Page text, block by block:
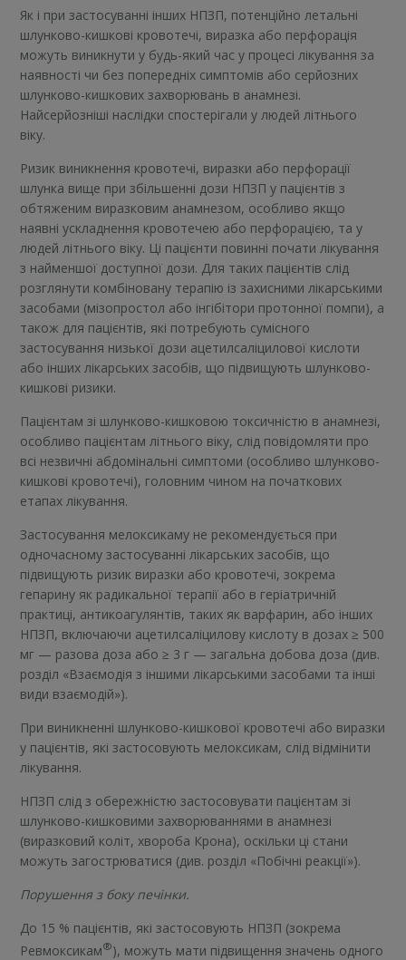
Як і при застосуванні інших НПЗП, потенційно летальні
шлунково-кишкові кровотечі, виразка або перфорація
можуть виникнути у будь-який час у процесі лікування за
наявності чи без попередніх симптомів або серйозних
шлунково-кишкових захворювань в анамнезі.
Найсерйозніші наслідки спостерігали у людей літнього
віку.
Ризик виникнення кровотечі, виразки або перфорації
шлунка вище при збільшенні дози НПЗП у пацієнтів з
обтяженим виразковим анамнезом, особливо якщо
наявні ускладнення кровотечею або перфорацією, та у
людей літнього віку. Ці пацієнти повинні почати лікування
з найменшої доступної дози. Для таких пацієнтів слід
розглянути комбіновану терапію із захисними лікарськими
засобами (мізопростол або інгібітори протонної помпи), а
також для пацієнтів, які потребують сумісного
застосування низької дози ацетилсаліцилової кислоти
або інших лікарських засобів, що підвищують шлунково-
кишкові ризики.
Пацієнтам зі шлунково-кишковою токсичністю в анамнезі,
особливо пацієнтам літнього віку, слід повідомляти про
всі незвичні абдомінальні симптоми (особливо шлунково-
кишкові кровотечі), головним чином на початкових
етапах лікування.
Застосування мелоксикаму не рекомендується при
одночасному застосуванні лікарських засобів, що
підвищують ризик виразки або кровотечі, зокрема
гепарину як радикальної терапії або в геріатричній
практиці, антикоагулянтів, таких як варфарин, або інших
НПЗП, включаючи ацетилсаліцилову кислоту в дозах ≥ 500
мг — разова доза або ≥ 3 г — загальна добова доза (див.
розділ «Взаємодія з іншими лікарськими засобами та інші
види взаємодій»).
При виникненні шлунково-кишкової кровотечі або виразки
у пацієнтів, які застосовують мелоксикам, слід відмінити
лікування.
НПЗП слід з обережністю застосовувати пацієнтам зі
шлунково-кишковими захворюваннями в анамнезі
(виразковий коліт, хвороба Крона), оскільки ці стани
можуть загострюватися (див. розділ «Побічні реакції»).
Порушення з боку печінки.
До 15 % пацієнтів, які застосовують НПЗП (зокрема
Ревмоксикам®), можуть мати підвищення значень одного